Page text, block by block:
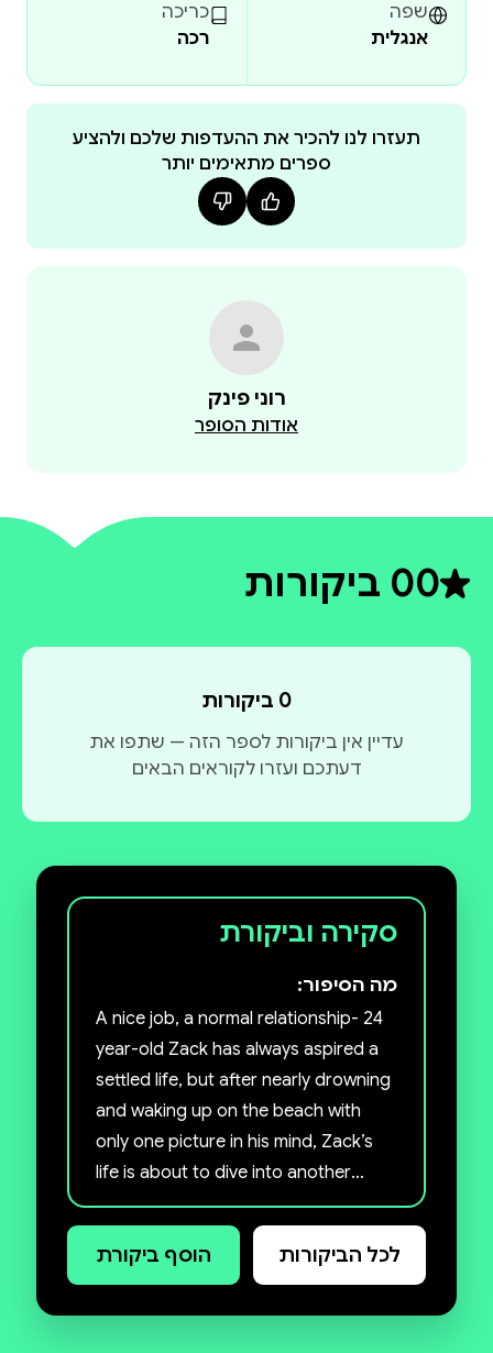
שפה
אנגלית
כריכה
רכה
תעזרו לנו להכיר את ההעדפות שלכם ולהציע
ספרים מתאימים יותר
‪רוני פינק
אודות הסופר
0דירוג ממוצע 0 מתוך 5
0 ביקורות
0 ביקורות
עדיין אין ביקורות לספר הזה — שתפו את
דעתכם ועזרו לקוראים הבאים
סקירה וביקורת
מה הסיפור:
A nice job, a normal relationship- 24
year-old Zack has always aspired a
settled life, but after nearly drowning
and waking up on the beach with
only one picture in his mind, Zack’s
life is about to dive into another
world, when HE appears…
לכל הביקורות הוסף ביקורת